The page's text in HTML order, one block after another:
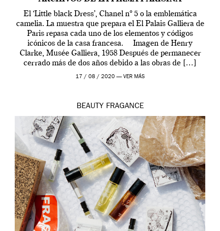
El ‘Little black Dress’, Chanel nº 5 o la emblemática
camelia. La muestra que prepara el El Palais Galliera de
Paris repasa cada uno de los elementos y códigos
icónicos de la casa francesa. Imagen de Henry
Clarke, Musée Galliera, 1958 Después de permanecer
cerrado más de dos años debido a las obras de […]
17 / 08 / 2020 — VER MÁS
BEAUTY FRAGANCE